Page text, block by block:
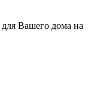
Вашего дома на